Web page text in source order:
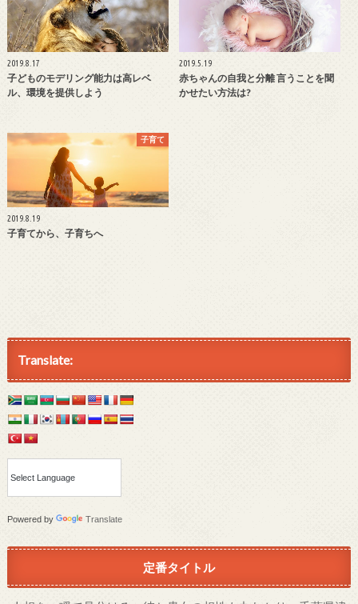
2019.8.17
子どものモデリング能力は高レベ
ル、環境を提供しよう
2019.5.19
赤ちゃんの自我と分離 言うことを聞
かせたい方法は?
子育て
2019.8.19
子育てから、子育ちへ
Translate:
Powered by Translate
定番タイトル